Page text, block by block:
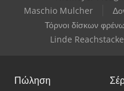
Maschio Mulcher
Τόρνοι δίσκων
Linde
Πώληση